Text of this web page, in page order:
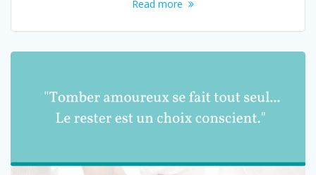
Read more